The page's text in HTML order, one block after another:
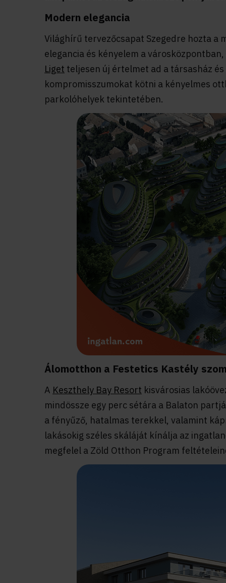
Modern elegancia
Világhírű tervezőcsapat Szegedre hozta a
elegancia és kényelem a
Liget teljesen új értelmet ad a társasház
kompromisszumokat kötni a kényelmes
parkolóhelyek tekintetében.
Álomotthon a Festetics Kastély
A Keszthely Bay Resort kisvárosias
mindössze egy perc sétára a Balaton
a fényűző, hatalmas terekkel, valamint
lakásokig széles skáláját kínálja az
megfelel a Zöld Otthon Program